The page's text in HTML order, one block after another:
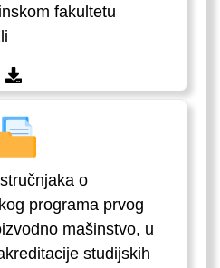
fakultetu
o
programa prvog
mašinstvo, u
studijskih